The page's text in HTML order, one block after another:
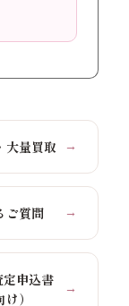
大量買取 →
ご質問 →
申込書
け）
→